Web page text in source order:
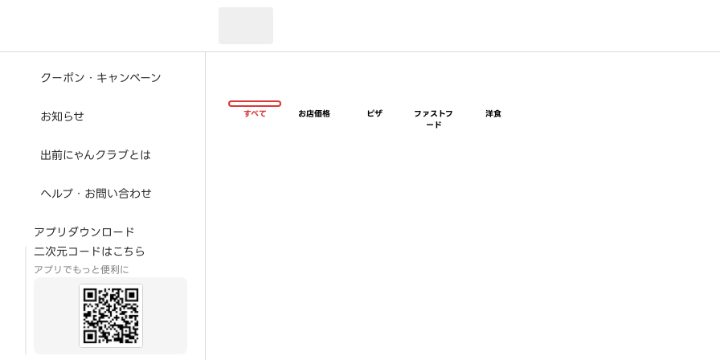
クーポン・キャンペーン
お知らせ
出前にゃんクラブとは
ヘルプ・お問い合わせ
アプリダウンロード
二次元コードはこちら
アプリでもっと便利に
すべて お店価格 ピザ
ファストフ
ード
洋食